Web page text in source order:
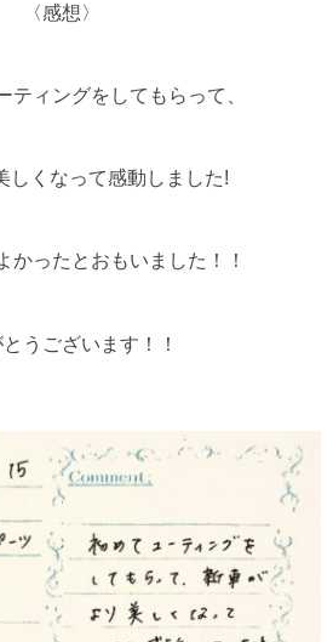
〈感想〉
ィングをしてもらって、
しくなって感動しました!
かったとおもいました！！
うございます！！